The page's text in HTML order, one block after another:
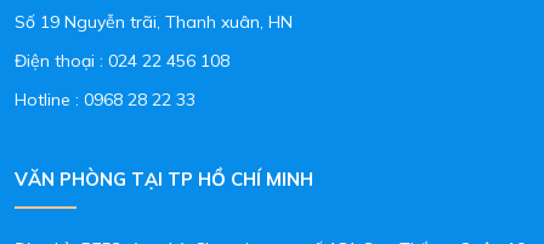
Số 19 Nguyễn trãi, Thanh xuân, HN
Điện thoại : 024 22 456 108
Hotline : 0968 28 22 33
VĂN PHÒNG TẠI TP HỒ CHÍ MINH